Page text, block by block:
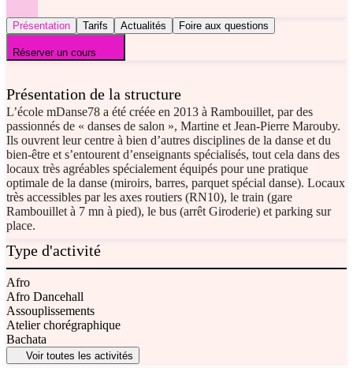
Présentation Tarifs Actualités Foire aux questions
Réserver un cours
Présentation de la structure
L’école mDanse78 a été créée en 2013 à Rambouillet, par des
passionnés de « danses de salon », Martine et Jean-Pierre Marouby.
Ils ouvrent leur centre à bien d’autres disciplines de la danse et du
bien-être et s’entourent d’enseignants spécialisés, tout cela dans des
locaux très agréables spécialement équipés pour une pratique
optimale de la danse (miroirs, barres, parquet spécial danse). Locaux
très accessibles par les axes routiers (RN10), le train (gare
Rambouillet à 7 mn à pied), le bus (arrêt Giroderie) et parking sur
place.
Type d'activité
Afro
Afro Dancehall
Assouplissements
Atelier chorégraphique
Bachata
Voir toutes les activités